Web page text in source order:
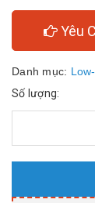
Yêu
Danh mục:
Số lượng: